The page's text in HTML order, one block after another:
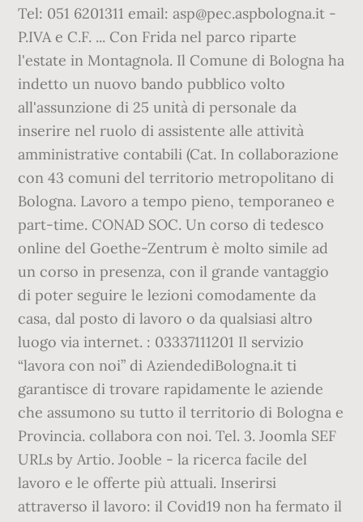
Tel: 051 6201311 email: asp@pec.aspbologna.it -
P.IVA e C.F. ... Con Frida nel parco riparte
l'estate in Montagnola. Il Comune di Bologna ha
indetto un nuovo bando pubblico volto
all'assunzione di 25 unità di personale da
inserire nel ruolo di assistente alle attività
amministrative contabili (Cat. In collaborazione
con 43 comuni del territorio metropolitano di
Bologna. Lavoro a tempo pieno, temporaneo e
part-time. CONAD SOC. Un corso di tedesco
online del Goethe-Zentrum è molto simile ad
un corso in presenza, con il grande vantaggio
di poter seguire le lezioni comodamente da
casa, dal posto di lavoro o da qualsiasi altro
luogo via internet. : 03337111201 Il servizio
“lavora con noi” di AziendediBologna.it ti
garantisce di trovare rapidamente le aziende
che assumono su tutto il territorio di Bologna e
Provincia. collabora con noi. Tel. 3. Joomla SEF
URLs by Artio. Jooble - la ricerca facile del
lavoro e le offerte più attuali. Inserirsi
attraverso il lavoro: il Covid19 non ha fermato il